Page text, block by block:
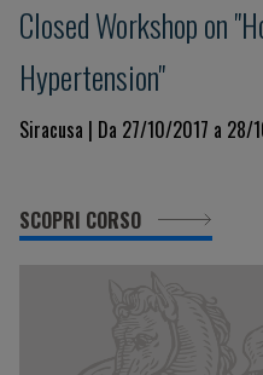
Closed Workshop on
Hypertension"
Siracusa | Da 27/10/2017 a 28/
SCOPRI CORSO